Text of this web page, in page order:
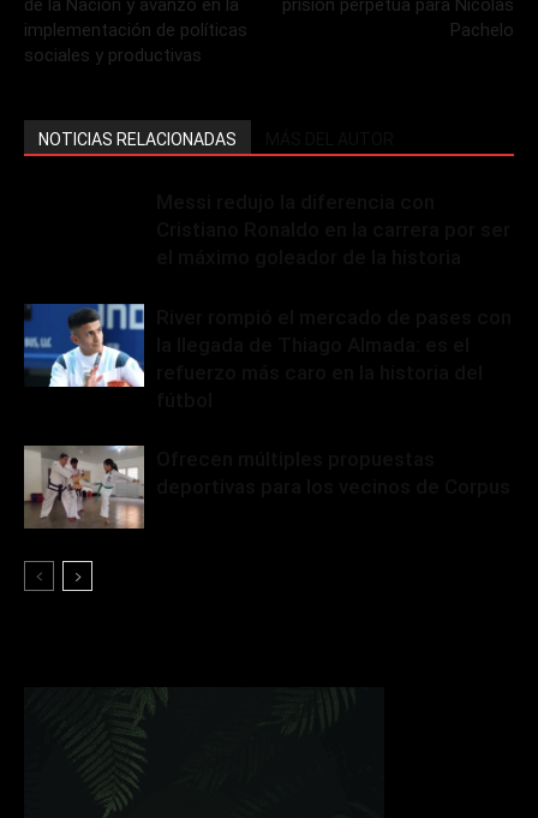
de la Nación y avanzó en la
implementación de políticas
sociales y productivas
prisión perpetua para Nicolás
Pachelo
NOTICIAS RELACIONADAS